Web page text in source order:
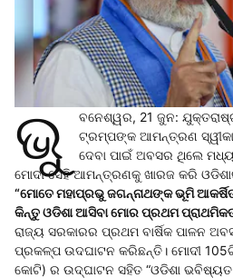
ଭୁ
ବନେଶ୍ୱର, 21 ଜୁନ:
ଟ୍ରମ୍ପଙ୍କ ଆମନ୍ତ୍ରଣ
ଦେବା ପାଇଁ ଅବସର ଥିଲେ
ମୋଦୀ ସେହି ଆମନ୍ତ୍ରଣକୁ ଖାରଜ କରି
“ମୋତେ ମହାପ୍ରଭୁ ଜଗନ୍ନାଥଙ୍କ ଭୂମି
କିନ୍ତୁ ଓଡିଶା ଆସିବା ମୋର ପ୍ରଥମ
ରାଜ୍ୟ ସରକାରର ପ୍ରଥମ ବାର୍ଷିକ ପାଳନ
ପ୍ରକଳ୍ପ ଉଦଘାଟନ କରିଛନ୍ତି। ମୋଦୀ
କୋଟି) ର ଉଦ୍‌ଘାଟନ ସହିତ “ଓଡିଶା